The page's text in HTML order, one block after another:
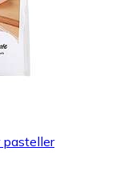
pasteller